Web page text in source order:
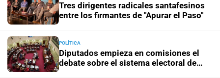
Campolitoral
Tres dirigentes radicales santafesinos
entre los firmantes de "Apurar el Paso"
POLÍTICA
Diputados empieza en comisiones el
debate sobre el sistema electoral de